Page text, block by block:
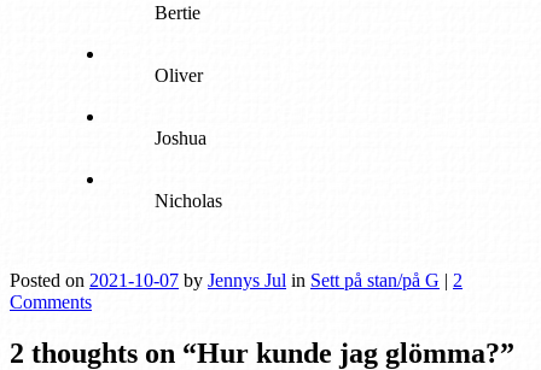
Bertie
Oliver
Joshua
Nicholas
Posted on 2021-10-07 by Jennys Jul in Sett på stan/på G | 2
Comments
2 thoughts on “Hur kunde jag glömma?”